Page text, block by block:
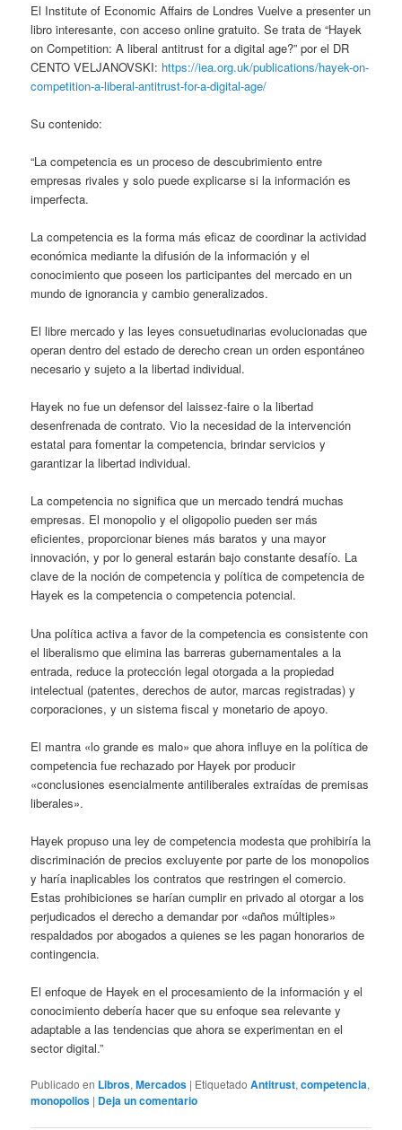
El Institute of Economic Affairs de Londres Vuelve a presenter un
libro interesante, con acceso online gratuito. Se trata de “Hayek
on Competition: A liberal antitrust for a digital age?” por el DR
CENTO VELJANOVSKI: https://iea.org.uk/publications/hayek-on-
competition-a-liberal-antitrust-for-a-digital-age/
Su contenido:
“La competencia es un proceso de descubrimiento entre
empresas rivales y solo puede explicarse si la información es
imperfecta.
La competencia es la forma más eficaz de coordinar la actividad
económica mediante la difusión de la información y el
conocimiento que poseen los participantes del mercado en un
mundo de ignorancia y cambio generalizados.
El libre mercado y las leyes consuetudinarias evolucionadas que
operan dentro del estado de derecho crean un orden espontáneo
necesario y sujeto a la libertad individual.
Hayek no fue un defensor del laissez-faire o la libertad
desenfrenada de contrato. Vio la necesidad de la intervención
estatal para fomentar la competencia, brindar servicios y
garantizar la libertad individual.
La competencia no significa que un mercado tendrá muchas
empresas. El monopolio y el oligopolio pueden ser más
eficientes, proporcionar bienes más baratos y una mayor
innovación, y por lo general estarán bajo constante desafío. La
clave de la noción de competencia y política de competencia de
Hayek es la competencia o competencia potencial.
Una política activa a favor de la competencia es consistente con
el liberalismo que elimina las barreras gubernamentales a la
entrada, reduce la protección legal otorgada a la propiedad
intelectual (patentes, derechos de autor, marcas registradas) y
corporaciones, y un sistema fiscal y monetario de apoyo.
El mantra «lo grande es malo» que ahora influye en la política de
competencia fue rechazado por Hayek por producir
«conclusiones esencialmente antiliberales extraídas de premisas
liberales».
Hayek propuso una ley de competencia modesta que prohibiría la
discriminación de precios excluyente por parte de los monopolios
y haría inaplicables los contratos que restringen el comercio.
Estas prohibiciones se harían cumplir en privado al otorgar a los
perjudicados el derecho a demandar por «daños múltiples»
respaldados por abogados a quienes se les pagan honorarios de
contingencia.
El enfoque de Hayek en el procesamiento de la información y el
conocimiento debería hacer que su enfoque sea relevante y
adaptable a las tendencias que ahora se experimentan en el
sector digital.”
Publicado en Libros,Mercados | Etiquetado Antitrust,competencia,
monopolios | Deja un comentario